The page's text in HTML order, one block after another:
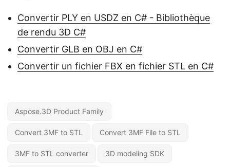
Convertir PLY en USDZ en C# - Bibliothèque
de rendu 3D C#
Convertir GLB en OBJ en C#
Convertir un fichier FBX en fichier STL en C#
Aspose.3D Product Family
Convert 3MF to STL Convert 3MF File to STL
3MF to STL converter 3D modeling SDK